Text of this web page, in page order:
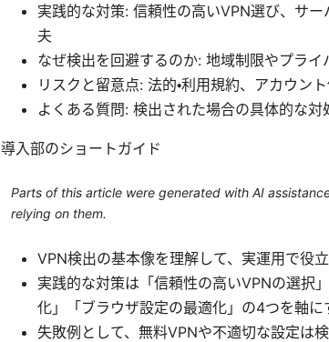
実践的な対策: 信頼性の高いVPN選び、サ
夫
なぜ検出を回避するのか: 地域制限やプラ
リスクと留意点: 法的・利用規約、アカウン
よくある質問: 検出された場合の具体的な対
導入部のショートガイド
Parts of this article were generated with AI
relying on them.
VPN検出の基本像を理解して、実運用で役
実践的な対策は「信頼性の高いVPNの選択
化」「ブラウザ設定の最適化」の4つを軸に
失敗例として、無料VPNや不適切な設定は